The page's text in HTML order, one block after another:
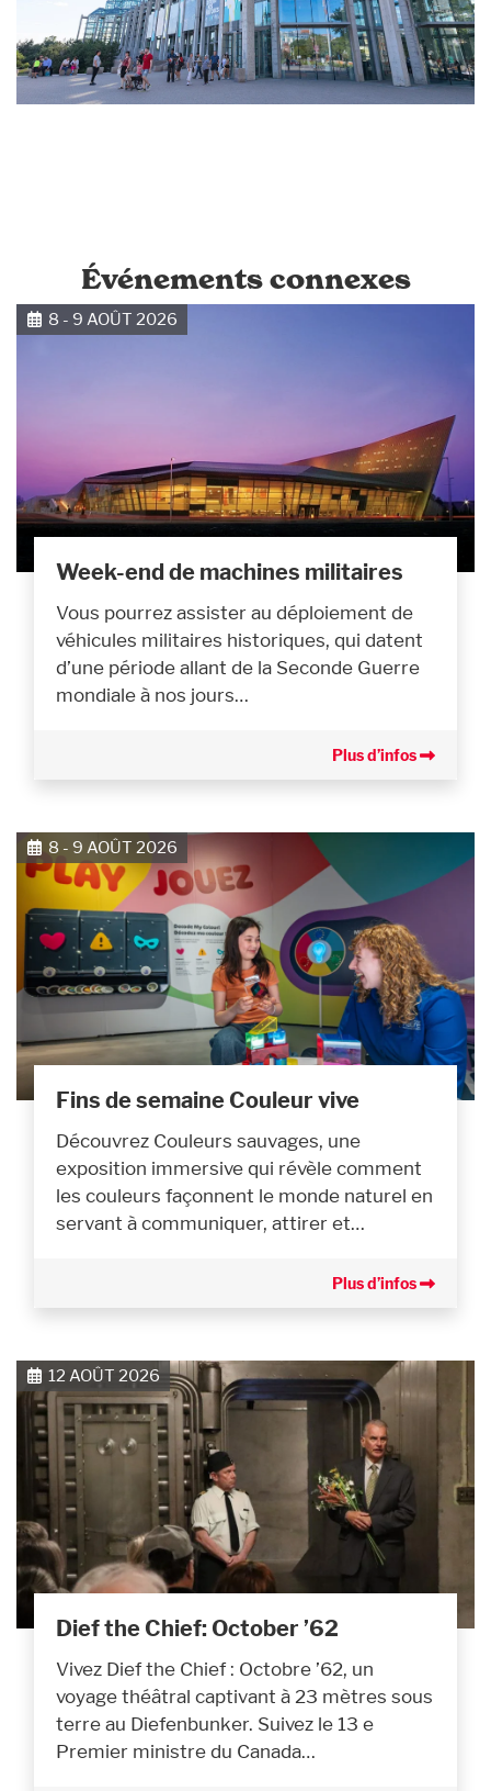
Événements connexes
8 - 9 AOÛT 2026
Week-end de machines militaires
Vous pourrez assister au déploiement de
véhicules militaires historiques, qui datent
d’une période allant de la Seconde Guerre
mondiale à nos jours…
Plus d’infos
8 - 9 AOÛT 2026
Fins de semaine Couleur vive
Découvrez Couleurs sauvages, une
exposition immersive qui révèle comment
les couleurs façonnent le monde naturel en
servant à communiquer, attirer et…
Plus d’infos
12 AOÛT 2026
Dief the Chief: October ’62
Vivez Dief the Chief : Octobre ’62, un
voyage théâtral captivant à 23 mètres sous
terre au Diefenbunker. Suivez le 13 e
Premier ministre du Canada…